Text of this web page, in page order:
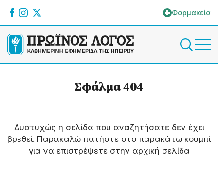
Φαρμακεία
Σφάλμα 404
Δυστυχώς η σελίδα που αναζητήσατε δεν έχει
βρεθεί. Παρακαλώ πατήστε στο παρακάτω κουμπί
για να επιστρέψετε στην αρχική σελίδα